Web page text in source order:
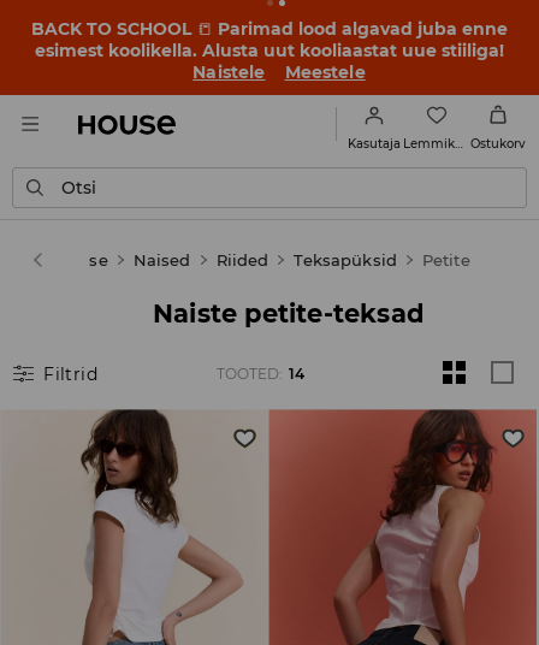
BACK TO SCHOOL 📒 Parimad lood algavad juba enne
esimest koolikella. Alusta uut kooliaastat uue stiiliga!
Naistele
Meestele
Kasutaja Ostukorv
Otsi
House Naised Riided Teksapüksid Petite
Naiste petite-teksad
Filtrid TOOTED: 14